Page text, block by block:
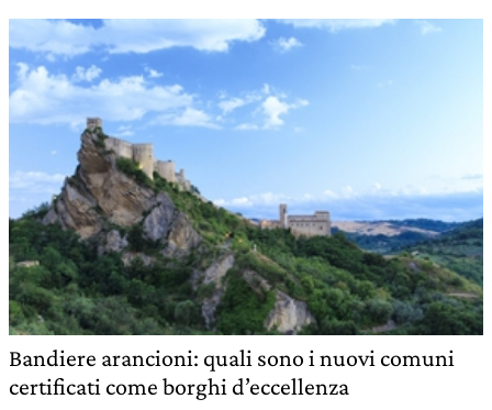
Bandiere arancioni: quali sono i nuovi comuni
certificati come borghi d’eccellenza